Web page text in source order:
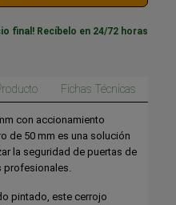
final! Recíbelo en 24/72 horas
Fichas Técnicas
con accionamiento
de 50 mm es una solución
la seguridad de puertas de
profesionales.
pintado, este cerrojo